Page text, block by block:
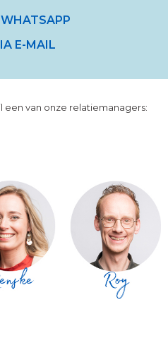
E-MAIL
een van onze relatiemanagers: